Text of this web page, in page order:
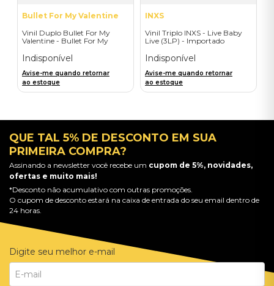
Bullet For My Valentine
Vinil Duplo Bullet For My
Valentine - Bullet For My
Importado
Indisponível
Avise-me quando retornar
ao estoque
INXS
Vinil Triplo INXS - Live Baby
Live (3LP) - Importado
Indisponível
Avise-me quando retornar
ao estoque
QUE TAL 5% DE DESCONTO EM SUA
PRIMEIRA COMPRA?
Assinando a newsletter você recebe um cupom de 5%, novidades,
ofertas e muito mais!
*Desconto não acumulativo com outras promoções.
O cupom de desconto estará na caixa de entrada do seu email dentro de
24 horas.
Digite seu melhor e-mail